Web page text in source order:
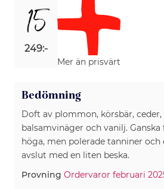
15
249:-
Mer än prisvärt
Bedömning
Doft av plommon, körsbär, ceder,
balsamvinäger och vanilj.
höga, men polerade tanniner
avslut med en liten beska.
Provning Ordervaror februari